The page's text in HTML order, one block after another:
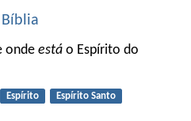
onde está o Espírito do
Espírito Espírito Santo